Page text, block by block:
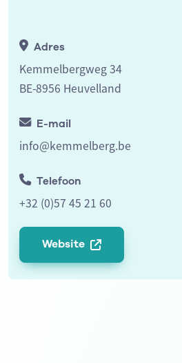
Adres
Kemmelbergweg 34
BE-8956 Heuvelland
E-mail
info@kemmelberg.be
Telefoon
+32 (0)57 45 21 60
Website